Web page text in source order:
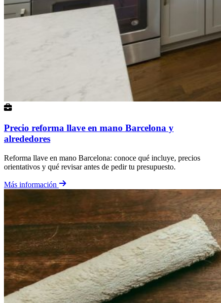
Precio reforma llave en mano Barcelona y
alrededores
Reforma llave en mano Barcelona: conoce qué incluye, precios
orientativos y qué revisar antes de pedir tu presupuesto.
Más información